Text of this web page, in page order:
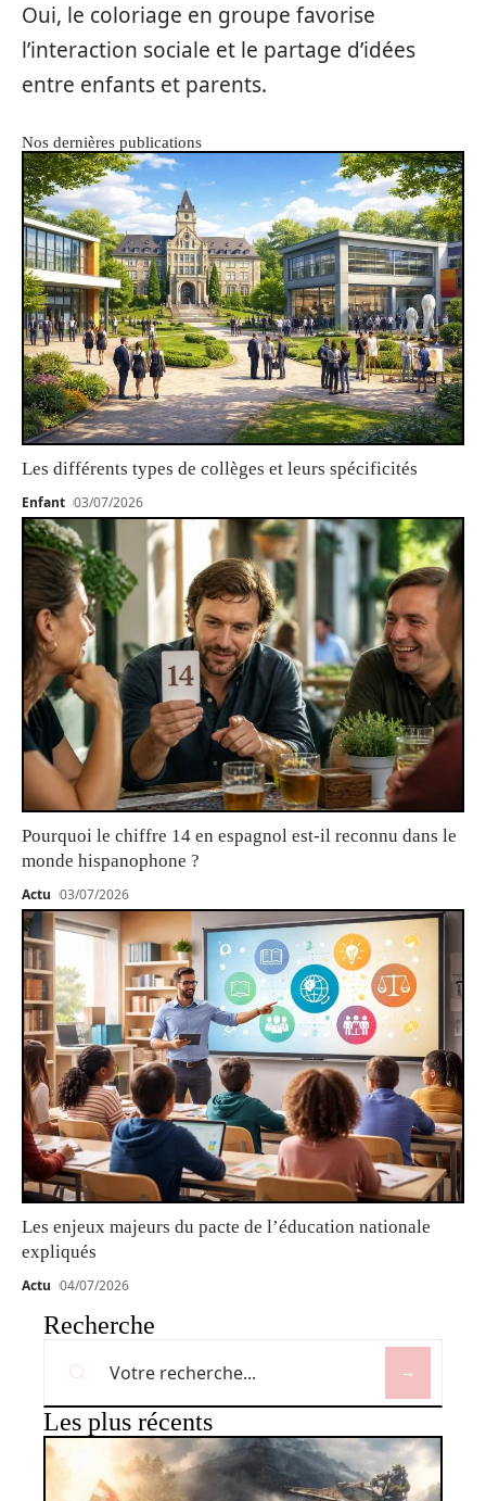
Oui, le coloriage en groupe favorise
l’interaction sociale et le partage d’idées
entre enfants et parents.
Nos dernières publications
Les différents types de collèges et leurs spécificités
Enfant 03/07/2026
Pourquoi le chiffre 14 en espagnol est-il reconnu dans le
monde hispanophone ?
Actu 03/07/2026
Les enjeux majeurs du pacte de l’éducation nationale
expliqués
Actu 04/07/2026
Recherche
Les plus récents